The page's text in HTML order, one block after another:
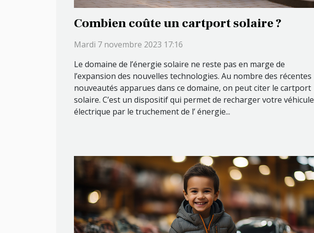
Combien coûte un cartport solaire ?
Mardi 7 novembre 2023 17:16
Le domaine de l’énergie solaire ne reste pas en marge de
l’expansion des nouvelles technologies. Au nombre des récentes
nouveautés apparues dans ce domaine, on peut citer le cartport
solaire. C’est un dispositif qui permet de recharger votre véhicule
électrique par le truchement de l’ énergie...